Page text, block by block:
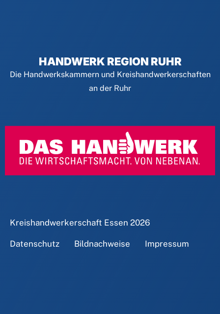
HANDWERK REGION RUHR
Die Handwerkskammern und Kreishandwerkerschaften
an der Ruhr
Kreishandwerkerschaft Essen 2026
Datenschutz Bildnachweise Impressum